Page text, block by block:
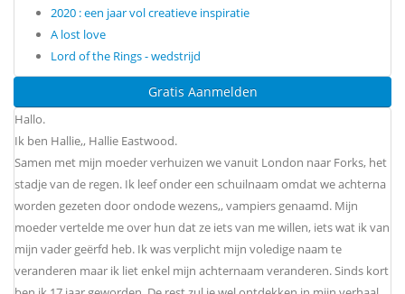
2020 : een jaar vol creatieve inspiratie
A lost love
Lord of the Rings - wedstrijd
Gratis Aanmelden
Hallo.
Ik ben Hallie,, Hallie Eastwood.
Samen met mijn moeder verhuizen we vanuit London naar Forks, het
stadje van de regen. Ik leef onder een schuilnaam omdat we achterna
worden gezeten door ondode wezens,, vampiers genaamd. Mijn
moeder vertelde me over hun dat ze iets van me willen, iets wat ik van
mijn vader geërfd heb. Ik was verplicht mijn voledige naam te
veranderen maar ik liet enkel mijn achternaam veranderen. Sinds kort